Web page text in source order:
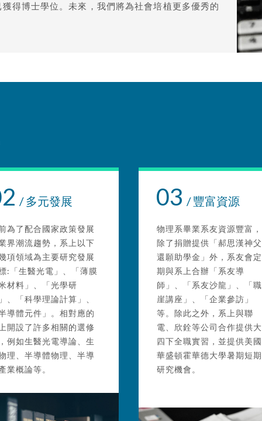
得博士學位。未來，我們將為社會培植更多優秀的
/ 多元發展
為了配合國家政策發展
界潮流趨勢，系上以下
項領域為主要研究發展
:「生醫光電」、「薄膜
材料」、「光學研
、「科學理論計算」、
半導體元件」。相對應的
開設了許多相關的選修
例如生醫光電導論、生
理、半導體物理、半導
業概論等。
03 / 豐富資源
物理系畢業系友資源豐富，
除了捐贈提供「郝思漢神父
還願助學金」外，系友會定
期與系上合辦「系友導
師」、「系友沙龍」、「職
崖講座」、「企業參訪」
等。除此之外，系上與聯
電、欣銓等公司合作提供大
四下全職實習，並提供美國
華盛頓霍華德大學暑期短期
研究機會。